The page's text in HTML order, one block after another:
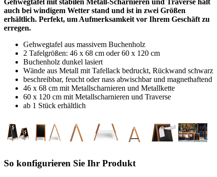
Gehwegtafel mit stabilen Metall-Scharnieren und Traverse hält
auch bei windigem Wetter stand und ist in zwei Größen
erhältlich. Perfekt, um Aufmerksamkeit vor Ihrem Geschäft zu
erregen.
Gehwegtafel aus massivem Buchenholz
2 Tafelgrößen: 46 x 68 cm oder 60 x 120 cm
Buchenholz dunkel lasiert
Wände aus Metall mit Tafellack bedruckt, Rückwand schwarz
beschreibbar, feucht oder nass abwischbar und magnethaftend
46 x 68 cm mit Metallscharnieren und Metallkette
60 x 120 cm mit Metallscharnieren und Traverse
ab 1 Stück erhältlich
So konfigurieren Sie Ihr Produkt